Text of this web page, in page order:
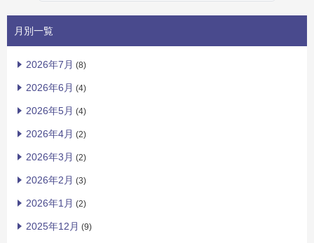
月別一覧
2026年7月 (8)
2026年6月 (4)
2026年5月 (4)
2026年4月 (2)
2026年3月 (2)
2026年2月 (3)
2026年1月 (2)
2025年12月 (9)